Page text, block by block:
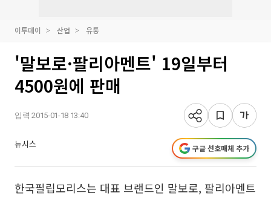
이투데이 산업 유통
'말보로·팔리아멘트' 19일부터
4500원에 판매
입력 2015-01-18 13:40
뉴시스 구글 선호매체 추가
한국필립모리스는 대표 브랜드인 말보로, 팔리아멘트